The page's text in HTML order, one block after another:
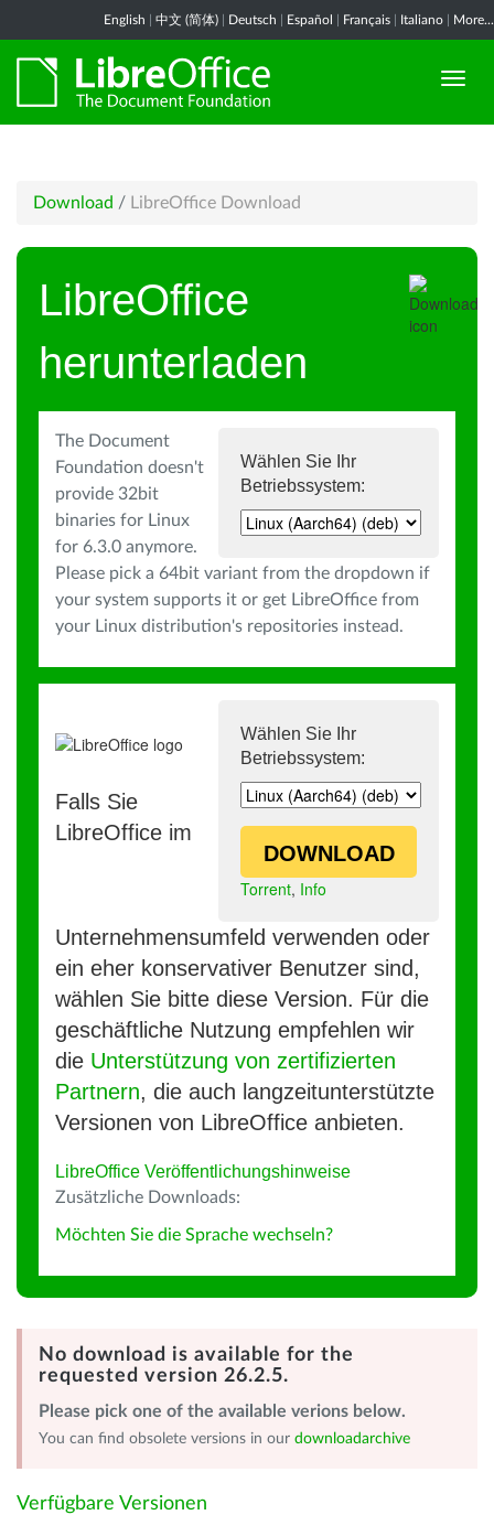
English 中文 (简体) Deutsch Español Français Italiano More...
Download / LibreOffice Download
LibreOffice
herunterladen
Wählen Sie Ihr
Betriebssystem:
The Document
Foundation doesn't
provide 32bit
binaries for Linux
for 6.3.0 anymore.
Please pick a 64bit variant from the dropdown if
your system supports it or get LibreOffice from
your Linux distribution's repositories instead.
Wählen Sie Ihr
Betriebssystem:
DOWNLOAD
Torrent, Info
Falls Sie
LibreOffice im
Unternehmensumfeld verwenden oder
ein eher konservativer Benutzer sind,
wählen Sie bitte diese Version. Für die
geschäftliche Nutzung empfehlen wir
die Unterstützung von zertifizierten
Partnern, die auch langzeitunterstützte
Versionen von LibreOffice anbieten.
LibreOffice Veröffentlichungshinweise
Zusätzliche Downloads:
Möchten Sie die Sprache wechseln?
No download is available for the
requested version 26.2.5.
Please pick one of the available verions below.
You can find obsolete versions in our downloadarchive
Verfügbare Versionen